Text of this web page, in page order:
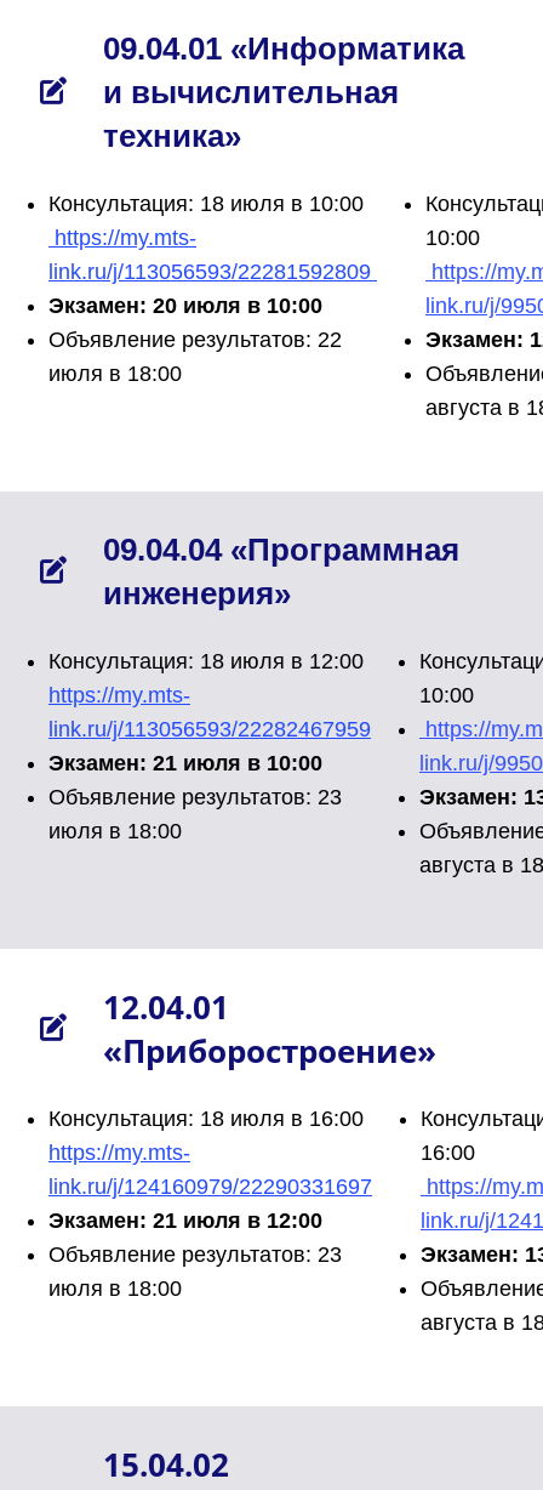
09.04.01 «Информатика
и вычислительная
техника»
Консультация: 18 июля в 10:00
https://my.mts-
link.ru/j/113056593/22281592809
Экзамен: 20 июля в 10:00
Объявление результатов: 22
июля в 18:00
10:00
https://
link.ru/j/
Экзамен:
августа в
09.04.04 «Программная
инженерия»
Консультация: 18 июля в 12:00
https://my.mts-
link.ru/j/113056593/22282467959
Экзамен: 21 июля в 10:00
Объявление результатов: 23
июля в 18:00
10:00
https://
link.ru/j/
Экзамен:
августа в
12.04.01
«Приборостроение»
Консультация: 18 июля в 16:00
https://my.mts-
link.ru/j/124160979/22290331697
Экзамен: 21 июля в 12:00
Объявление результатов: 23
июля в 18:00
16:00
https://
link.ru/j/
Экзамен:
августа в
15.04.02